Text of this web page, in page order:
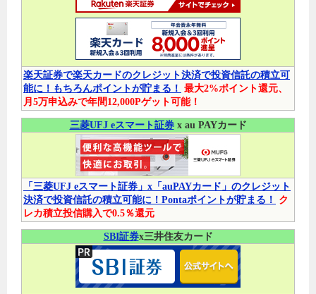
楽天証券で楽天カードのクレジット決済で投資信託の積立可
能に！もちろんポイントが貯まる！ 最大2%ポイント還元、
月5万申込みで年間12,000Pゲット可能！
三菱UFJ eスマート証券x au PAYカード
「三菱UFJ eスマート証券」x「auPAYカード」のクレジット
決済で投資信託の積立可能に！Pontaポイントが貯まる！
ク
レカ積立投信購入で0.5％還元
SBI証券x三井住友カード